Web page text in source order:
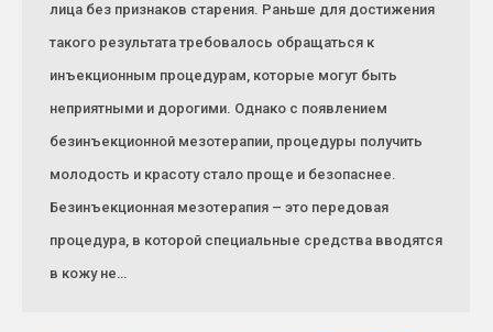
лица без признаков старения. Раньше для достижения
такого результата требовалось обращаться к
инъекционным процедурам, которые могут быть
неприятными и дорогими. Однако с появлением
безинъекционной мезотерапии, процедуры получить
молодость и красоту стало проще и безопаснее.
Безинъекционная мезотерапия – это передовая
процедура, в которой специальные средства вводятся
в кожу не…